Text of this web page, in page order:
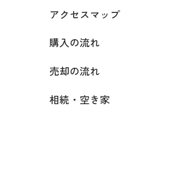
アクセスマップ
購入の流れ
売却の流れ
相続・空き家